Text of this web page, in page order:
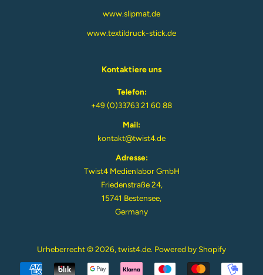
www.slipmat.de
www.textildruck-stick.de
Kontaktiere uns
Telefon:
+49 (0)33763 21 60 88
Mail:
kontakt@twist4.de
Adresse:
Twist4 Medienlabor GmbH
Friedenstraße 24,
15741 Bestensee,
Germany
Urheberrecht © 2026,twist4.de. Powered by Shopify
Zahlungsarten